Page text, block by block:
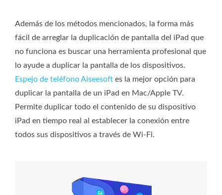
Además de los métodos mencionados, la forma más
fácil de arreglar la duplicación de pantalla del iPad que
no funciona es buscar una herramienta profesional que
lo ayude a duplicar la pantalla de los dispositivos.
Espejo de teléfono Aiseesoft es la mejor opción para
duplicar la pantalla de un iPad en Mac/Apple TV.
Permite duplicar todo el contenido de su dispositivo
iPad en tiempo real al establecer la conexión entre
todos sus dispositivos a través de Wi-Fi.